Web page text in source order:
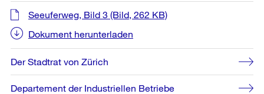
Seeuferweg, Bild 3 (Bild, 262 KB)
Dokument herunterladen
Der Stadtrat von Zürich
Departement der Industriellen Betriebe